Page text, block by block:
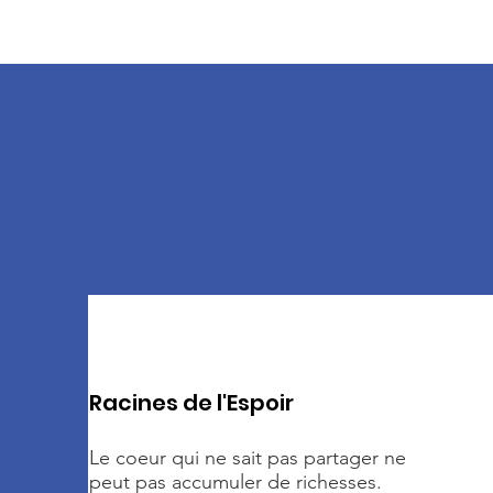
Racines de l'Espoir
Le coeur qui ne sait pas partager ne
peut pas accumuler de richesses.